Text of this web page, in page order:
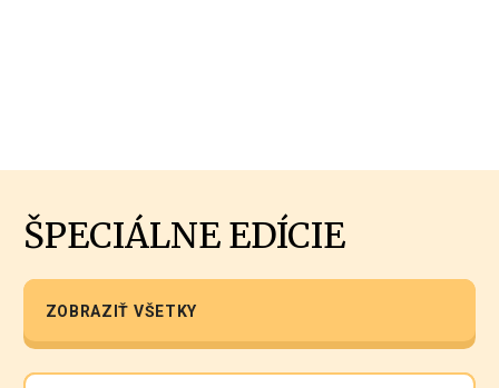
ŠPECIÁLNE EDÍCIE
ZOBRAZIŤ VŠETKY